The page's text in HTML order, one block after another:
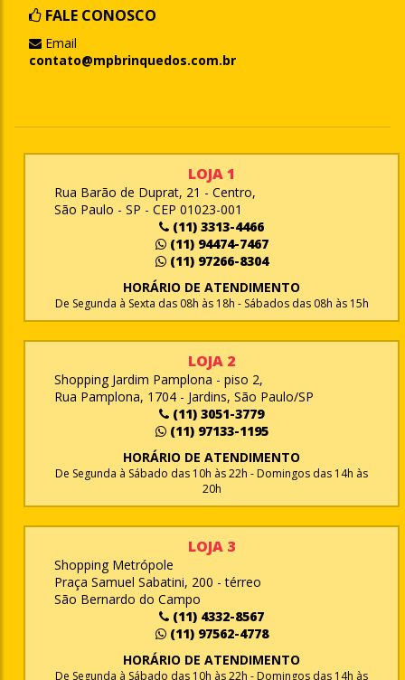
FALE CONOSCO
Email
contato@mpbrinquedos.com.br
LOJA 1
Rua Barão de Duprat, 21 - Centro,
São Paulo - SP - CEP 01023-001
(11) 3313-4466
(11) 94474-7467
(11) 97266-8304
HORÁRIO DE ATENDIMENTO
De Segunda à Sexta das 08h às 18h - Sábados das 08h às 15h
LOJA 2
Shopping Jardim Pamplona - piso 2,
Rua Pamplona, 1704 - Jardins, São Paulo/SP
(11) 3051-3779
(11) 97133-1195
HORÁRIO DE ATENDIMENTO
De Segunda à Sábado das 10h às 22h - Domingos das 14h às
20h
LOJA 3
Shopping Metrópole
Praça Samuel Sabatini, 200 - térreo
São Bernardo do Campo
(11) 4332-8567
(11) 97562-4778
HORÁRIO DE ATENDIMENTO
De Segunda à Sábado das 10h às 22h - Domingos das 14h às